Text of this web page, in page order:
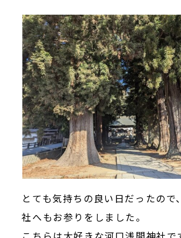
とても気持ちの良い日だったので
社へもお参りをしました。